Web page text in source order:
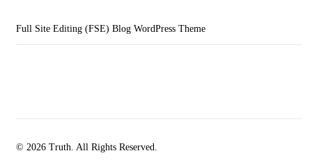
Full Site Editing (FSE) Blog WordPress Theme
© 2026 Truth. All Rights Reserved.